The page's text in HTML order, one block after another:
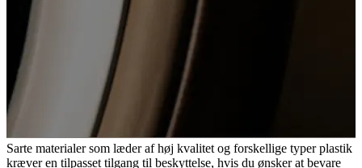
Sarte materialer som læder af høj kvalitet og forskellige typer plastik
kræver en tilpasset tilgang til beskyttelse, hvis du ønsker at bevare